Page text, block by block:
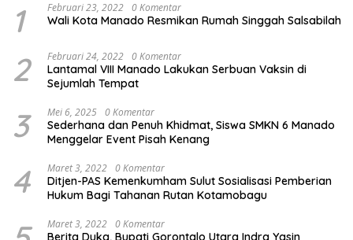
1 Februari 23, 2022 0 Komentar
Wali Kota Manado Resmikan Rumah Singgah Salsabilah
2 Februari 24, 2022 0 Komentar
Lantamal VIII Manado Lakukan Serbuan Vaksin di
Sejumlah Tempat
3 Mei 6, 2025 0 Komentar
Sederhana dan Penuh Khidmat, Siswa SMKN 6 Manado
Menggelar Event Pisah Kenang
4 Maret 3, 2022 0 Komentar
Ditjen-PAS Kemenkumham Sulut Sosialisasi Pemberian
Hukum Bagi Tahanan Rutan Kotamobagu
Maret 3, 2022 0 Komentar
Berita Duka, Bupati Gorontalo Utara Indra Yasin